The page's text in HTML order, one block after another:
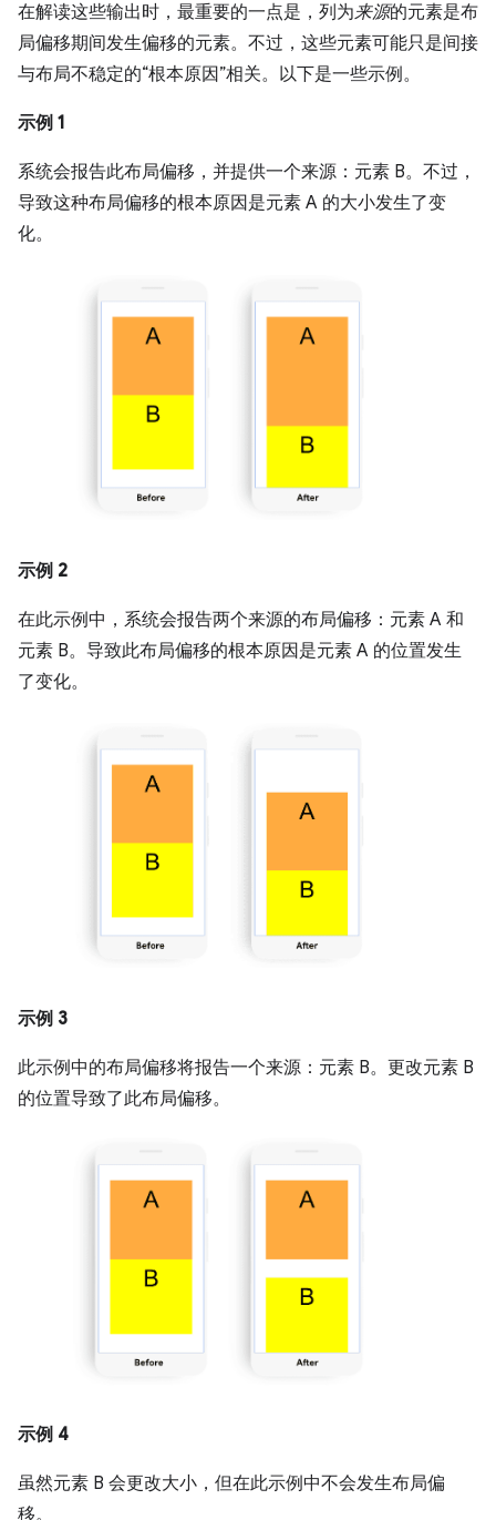
在解读这些输出时，最重要的一点是，列为来源的元素是布
局偏移期间发生偏移的元素。不过，这些元素可能只是间接
与布局不稳定的“根本原因”相关。以下是一些示例。
示例 1
系统会报告此布局偏移，并提供一个来源：元素 B。不过，
导致这种布局偏移的根本原因是元素 A 的大小发生了变
化。
示例 2
在此示例中，系统会报告两个来源的布局偏移：元素 A 和
元素 B。导致此布局偏移的根本原因是元素 A 的位置发生
了变化。
示例 3
此示例中的布局偏移将报告一个来源：元素 B。更改元素 B
的位置导致了此布局偏移。
示例 4
虽然元素 B 会更改大小，但在此示例中不会发生布局偏
移。